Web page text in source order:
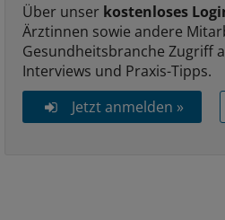
Über unser kostenloses
Ärztinnen sowie andere
Gesundheitsbranche Zugriff
Interviews und Praxis-Tipps.
Jetzt anmelden »